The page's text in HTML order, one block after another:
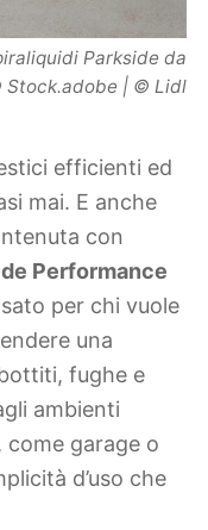
Parkside da
Stock.adobe | © Lidl
efficienti ed
mai. E anche
con
Performance
per chi vuole
una
fughe e
ambienti
come garage o
d’uso che